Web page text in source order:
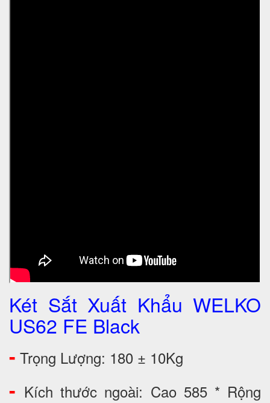
Két Sắt Xuất Khẩu WELKO
US62 FE Black
- Trọng Lượng: 180 ± 10Kg
- Kích thước ngoài: Cao 585 * Rộng